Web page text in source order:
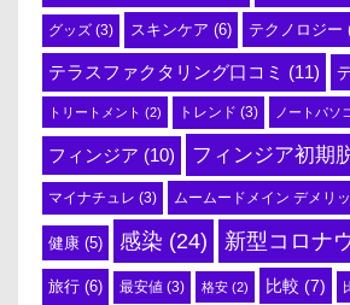
グッズ (3) スキンケア (6) テクノロジー
テラスファクタリング口コミ (11)
トリートメント (2) トレンド (3) ノートパソ
フィンジア (10) フィンジア初期
マイナチュレ (3) ムームードメイン デメリ
健康 (5) 感染 (24) 新型コロナ
旅行 (6) 最安値 (3) 格安 (2) 比較 (7)